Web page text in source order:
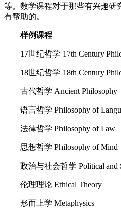
等。数学课程对于那些有兴趣研
有帮助的。
样例课程
17世纪哲学 17th Century
18世纪哲学 18th Century
古代哲学 Ancient Philosophy
语言哲学 Philosophy of
法律哲学 Philosophy of Law
思想哲学 Philosophy of Mind
政治与社会哲学 Political and
伦理理论 Ethical Theory
形而上学 Metaphysics